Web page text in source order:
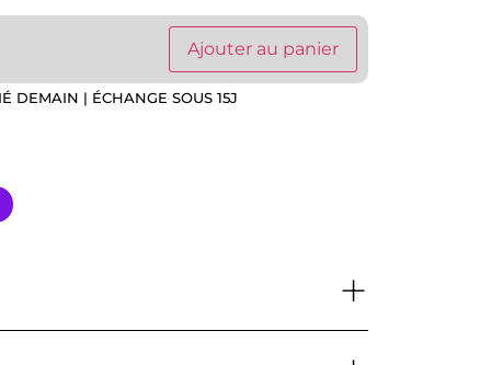
Ajouter au panier
DEMAIN | ÉCHANGE SOUS 15J
+